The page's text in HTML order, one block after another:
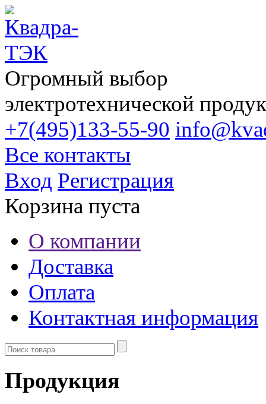
Огромный выбор
электротехнической
+7(495)133-55-90
Все контакты
Вход Регистрация
Корзина пуста
О компании
Доставка
Оплата
Контактная информация
Продукция